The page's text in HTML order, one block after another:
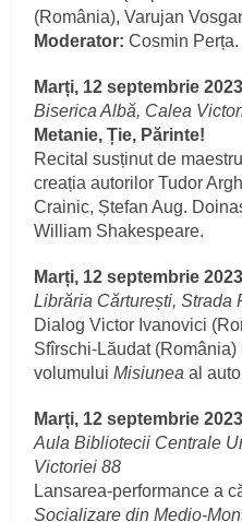
(România), Varujan
Moderator: Cosmin Perța.
Marți, 12 septembrie
Biserica Albă, Calea
Metanie, Ție, Părinte!
Recital susținut de
creația autorilor Tudor
Crainic, Ștefan Aug.
William Shakespeare.
Marți, 12 septembrie
Librăria Cărturești, Strada
Dialog Victor Ivanovici
Sfîrschi-Lăudat (România)
volumuluiMisiunea al
Marți, 12 septembrie
Aula Bibliotecii Centrale
Victoriei 88
Lansarea-performance a
Socializare din Medio-